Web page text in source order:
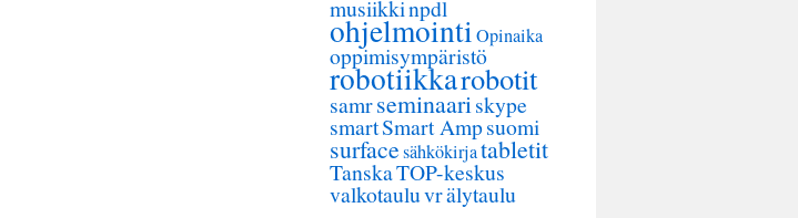
musiikkinpdl
ohjelmointiOpinaika
oppimisympäristö
robotiikkarobotit
samrseminaariskype
smartSmart Ampsuomi
surfacesähkökirjatabletit
TanskaTOP-keskus
valkotauluvrälytaulu